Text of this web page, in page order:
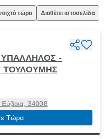
τώρα Διαθέτει ιστοσελίδα
ΥΠΑΛΛΗΛΟΣ -
ΤΟΥΛΟΥΜΗΣ
Εύβοια, 34008
Τώρα